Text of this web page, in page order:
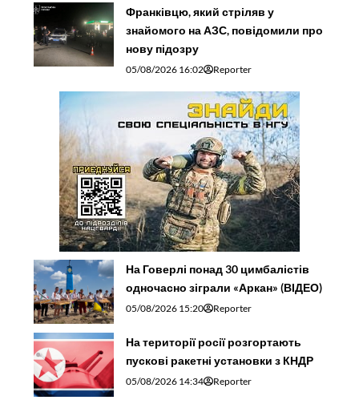
Франківцю, який стріляв у
знайомого на АЗС, повідомили про
нову підозру
05/08/2026 16:02 Reporter
На Говерлі понад 30 цимбалістів
одночасно зіграли «Аркан» (ВІДЕО)
05/08/2026 15:20 Reporter
На території росії розгортають
пускові ракетні установки з КНДР
05/08/2026 14:34 Reporter